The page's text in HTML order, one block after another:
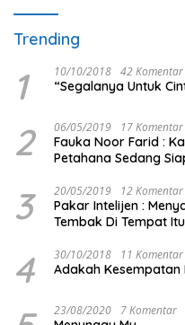
Trending
1 10/10/2018 42 Komentar
“Segalanya Untuk
2 06/05/2019 17 Komentar
Fauka Noor Farid :
Petahana Sedang
3 20/05/2019 12 Komentar
Pakar Intelijen :
Tembak Di Tempat
4 30/10/2018 11 Komentar
Adakah Kesempatan
23/08/2020 7 Komentar